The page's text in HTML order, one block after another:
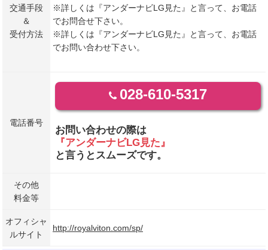
交通手段
＆
受付方法
※詳しくは『アンダーナビLG見た』と言って、お電話
でお問合せ下さい。
※詳しくは『アンダーナビLG見た』と言って、お電話
でお問い合わせ下さい。
電話番号
028-610-5317
お問い合わせの際は
『アンダーナビLG見た』
と言うとスムーズです。
その他
料金等
オフィシャ
ルサイト
http://royalviton.com/sp/